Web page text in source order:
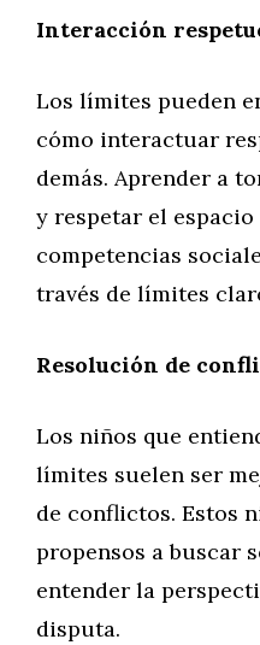
Interacción
Los límites pueden
cómo interactuar
demás. Aprender a
y respetar el
competencias
través de límites
Resolución de
Los niños que
límites suelen ser
de conflictos. Estos
propensos a buscar
entender la
disputa.